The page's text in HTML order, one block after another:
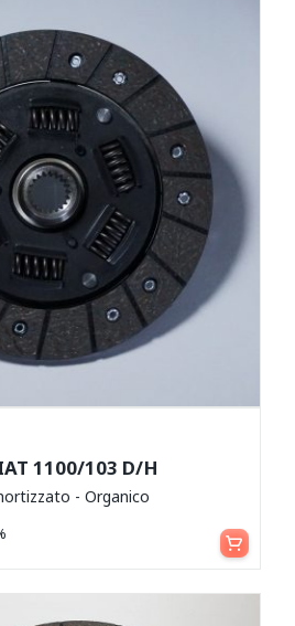
1100/103 D/H
- Organico
Aggiungi al carrello